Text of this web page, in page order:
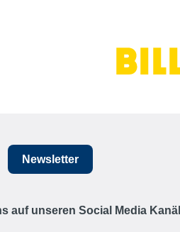
Newsletter
auf unseren Social Media